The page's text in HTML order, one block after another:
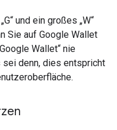
und ein großes „W“
Sie auf Google Wallet
Wallet“ nie
denn, dies entspricht